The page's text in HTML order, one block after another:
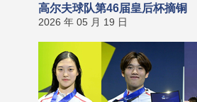
高尔夫球队第46届皇后杯摘铜
2026 年 05 月 19 日